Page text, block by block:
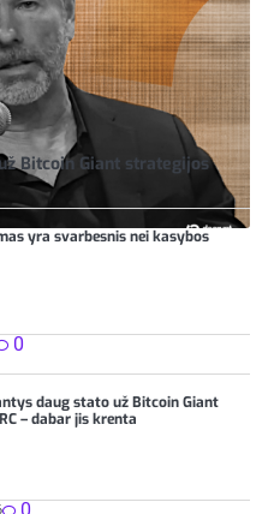
Bitcoin Giant strategijos
yra svarbesnis nei kasybos
0
daug stato už Bitcoin Giant
– dabar jis krenta